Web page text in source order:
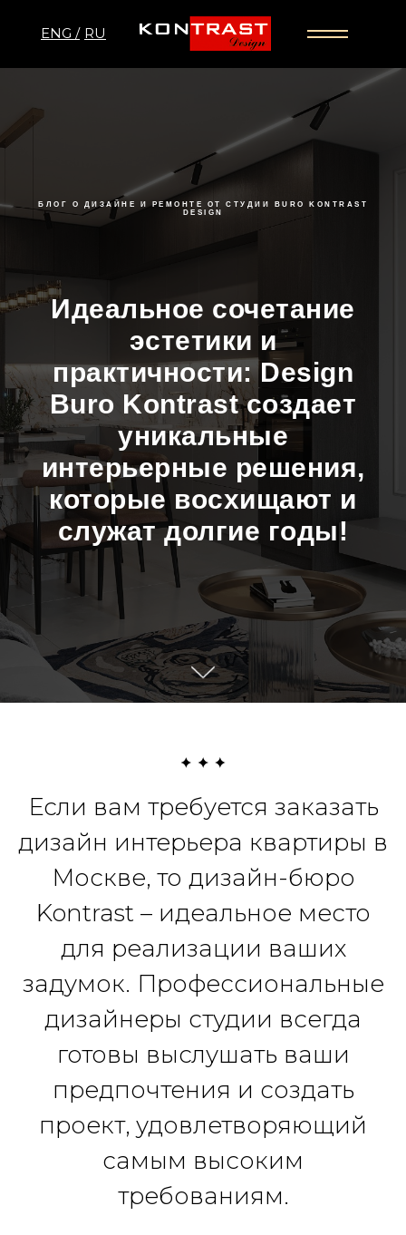
ENG / RU
БЛОГ О ДИЗАЙНЕ И РЕМОНТЕ ОТ СТУДИИ BURO KONTRAST
DESIGN
Идеальное сочетание
эстетики и
практичности: Design
Buro Kontrast создает
уникальные
интерьерные решения,
которые восхищают и
служат долгие годы!
Если вам требуется заказать
дизайн интерьера квартиры в
Москве, то дизайн-бюро
Kontrast – идеальное место
для реализации ваших
задумок. Профессиональные
дизайнеры студии всегда
готовы выслушать ваши
предпочтения и создать
проект, удовлетворяющий
самым высоким
требованиям.